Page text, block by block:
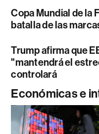
Copa Mundial de la
batalla de las
Trump afirma que
"mantendrá el
controlará
Económicas e